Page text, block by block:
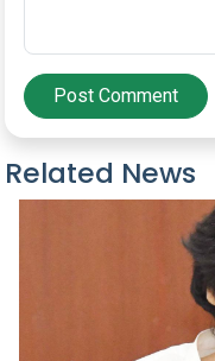
Post Comment
Related News